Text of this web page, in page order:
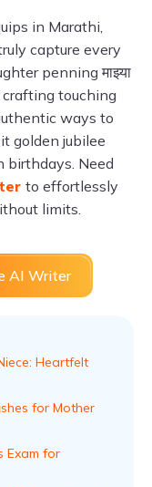
in Marathi,
capture every
penning माझ्या
crafting touching
ways to
golden jubilee
birthdays. Need
to effortlessly
limits.
AI Writer
Heartfelt
for Mother
Exam for